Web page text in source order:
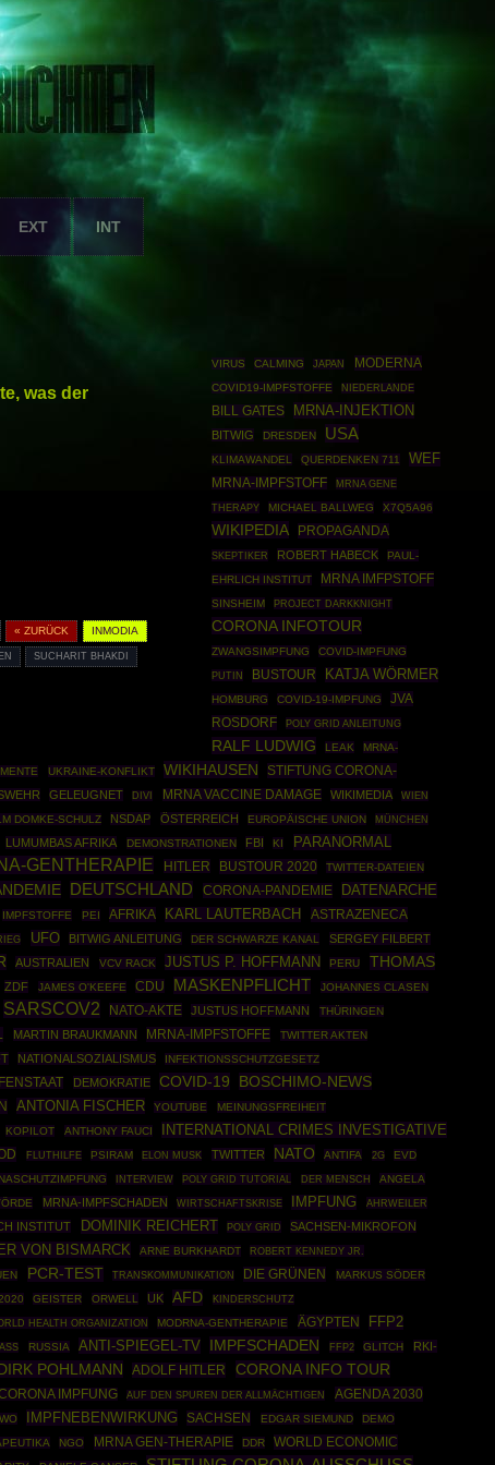
EXT INT
was der
« ZURÜCK INMODIA
SUCHARIT BHAKDI
VIRUS CALMING JAPAN MODERNA
COVID19-IMPFSTOFFE NIEDERLANDE
BILL GATES MRNA-INJEKTION
BITWIG DRESDEN USA
KLIMAWANDEL QUERDENKEN 711 WEF
MRNA-IMPFSTOFF
MRNA GENE
THERAPY
MICHAEL BALLWEG X7Q5A96
WIKIPEDIA PROPAGANDA
SKEPTIKER ROBERT HABECK
PAUL-
EHRLICH INSTITUT
MRNA IMFPSTOFF
SINSHEIM PROJECT DARKKNIGHT
CORONA INFOTOUR
ZWANGSIMPFUNG
COVID-IMPFUNG
PUTIN
BUSTOUR KATJA WÖRMER
HOMBURG COVID-19-IMPFUNG
JVA
ROSDORF
POLY GRID ANLEITUNG
RALF LUDWIG LEAK
MRNA-
UKRAINE-KONFLIKT WIKIHAUSEN
STIFTUNG CORONA-
GELEUGNET DIVI MRNA VACCINE DAMAGE WIKIMEDIA WIEN
DOMKE-SCHULZ NSDAP ÖSTERREICH EUROPÄISCHE UNION
MÜNCHEN
LUMUMBAS AFRIKA DEMONSTRATIONEN FBI KI
PARANORMAL
GENTHERAPIE HITLER BUSTOUR 2020 TWITTER-DATEIEN
DEUTSCHLAND CORONA-PANDEMIE DATENARCHE
IMPFSTOFFE PEI AFRIKA KARL LAUTERBACH ASTRAZENECA
UFO BITWIG ANLEITUNG DER SCHWARZE KANAL SERGEY FILBERT
AUSTRALIEN VCV RACK JUSTUS P. HOFFMANN PERU
THOMAS
ZDF JAMES O'KEEFE CDU MASKENPFLICHT
JOHANNES CLASEN
SARSCOV2 NATO-AKTE JUSTUS HOFFMANN
THÜRINGEN
MARTIN BRAUKMANN MRNA-IMPFSTOFFE TWITTER AKTEN
NATIONALSOZIALISMUS INFEKTIONSSCHUTZGESETZ
DEMOKRATIE COVID-19 BOSCHIMO-NEWS
ANTONIA FISCHER YOUTUBE
MEINUNGSFREIHEIT
KOPILOT ANTHONY FAUCI
INTERNATIONAL CRIMES INVESTIGATIVE
FLUTHILFE PSIRAM ELON MUSK TWITTER NATO ANTIFA 2G EVD
INTERVIEW POLY GRID TUTORIAL DER MENSCH
ANGELA
MRNA-IMPFSCHADEN WIRTSCHAFTSKRISE IMPFUNG AHRWEILER
INSTITUT DOMINIK REICHERT POLY GRID SACHSEN-MIKROFON
VON BISMARCK ARNE BURKHARDT ROBERT KENNEDY JR.
PCR-TEST TRANSKOMMUNIKATION DIE GRÜNEN MARKUS SÖDER
GEISTER ORWELL UK AFD KINDERSCHUTZ
HEALTH ORGANIZATION MODRNA-GENTHERAPIE ÄGYPTEN
FFP2
RUSSIA ANTI-SPIEGEL-TV IMPFSCHADEN FFP2 GLITCH
RKI-
POHLMANN ADOLF HITLER CORONA INFO TOUR
IMPFUNG AUF DEN SPUREN DER ALLMÄCHTIGEN AGENDA 2030
IMPFNEBENWIRKUNG SACHSEN EDGAR SIEMUND DEMO
NGO MRNA GEN-THERAPIE DDR
WORLD ECONOMIC